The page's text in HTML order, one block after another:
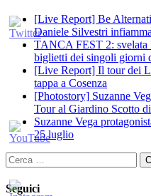
[Live Report] Be
Daniele Silvestri
TANCA FEST 2: svelata
biglietti dei singoli giorni
[Live Report] Il tour dei
tappa a Cosenza
[Photostory] Suzanne
Tour al Giardino Scotto
Suzanne Vega
25 luglio
Ricerca
per:
Seguici